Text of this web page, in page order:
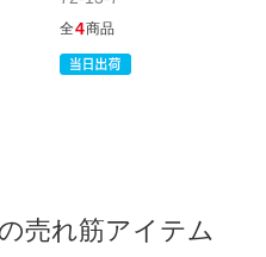
全4商品
売れ筋アイテム